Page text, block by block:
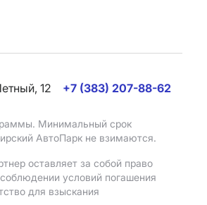
12 +7 (383) 207-88-62
Минимальный срок
АвтоПарк не взимаются.
оставляет за собой право
условий погашения
для взыскания